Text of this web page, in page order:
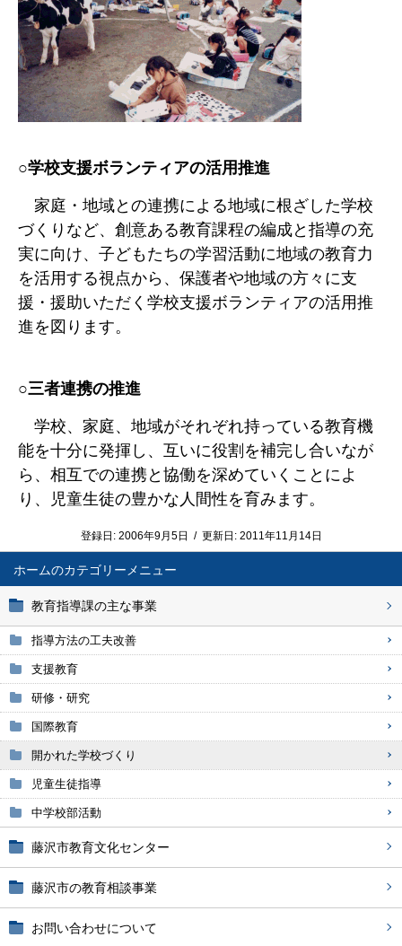
ホーム
教育指導課の主な事業
指導方法の工夫改善
支援教育
研修・研究
国際教育
開かれた学校づくり
児童生徒指導
中学校部活動
藤沢市教育文化センター
藤沢市の教育相談事業
お問い合わせについて
○学校支援ボランティアの活用推進
家庭・地域との連携による地域に根ざした学校
づくりなど、創意ある教育課程の編成と指導の充
実に向け、子どもたちの学習活動に地域の教育力
を活用する視点から、保護者や地域の方々に支
援・援助いただく学校支援ボランティアの活用推
進を図ります。
○三者連携の推進
学校、家庭、地域がそれぞれ持っている教育機
能を十分に発揮し、互いに役割を補完し合いなが
ら、相互での連携と協働を深めていくことによ
り、児童生徒の豊かな人間性を育みます。
登録日: 2006年9月5日 / 更新日: 2011年11月14日